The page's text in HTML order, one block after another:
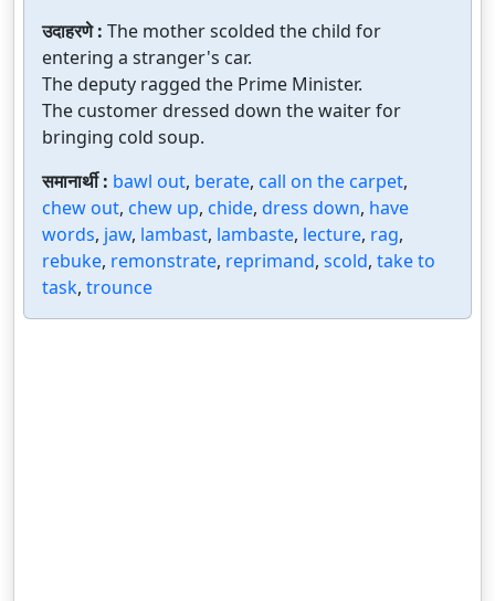
उदाहरणे : The mother scolded the child for
entering a stranger's car.
The deputy ragged the Prime Minister.
The customer dressed down the waiter for
bringing cold soup.
समानार्थी : bawl out, berate, call on the carpet,
chew out, chew up, chide, dress down, have
words, jaw, lambast, lambaste, lecture, rag,
rebuke, remonstrate, reprimand, scold, take to
task, trounce